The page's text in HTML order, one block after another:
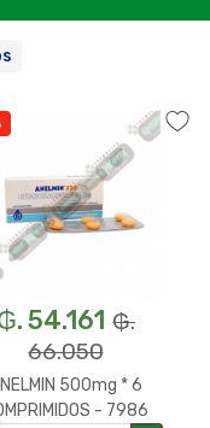
54.161 ₲.
66.050
500mg * 6
- 7986